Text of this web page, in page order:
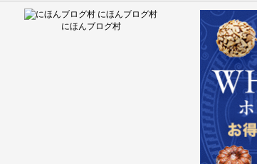
にほんブログ村